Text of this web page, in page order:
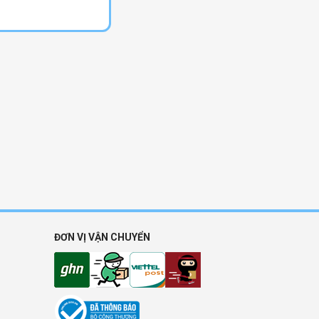
ĐƠN VỊ VẬN CHUYỂN